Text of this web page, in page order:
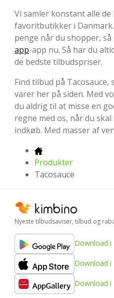
Vi samler konstant alle
favoritbutikker i
penge når du shopper,
app-app nu. Så har du
de bedste tilbudspriser.
Find tilbud på
varer her på siden. Med
du aldrig til at misse en
regne med os, når du
indkøb. Med masser af
Produkter
Tacosauce
Nyeste tilbudsaviser, tilbud og
Download i
Download i
Download i